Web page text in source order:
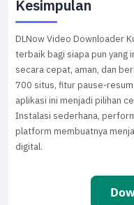
Kesimpulan
DLNow Video Downloader
terbaik bagi siapa pun yang
secara cepat, aman, dan
700 situs, fitur
aplikasi ini menjadi pilihan
Instalasi sederhana,
platform membuatnya
digital.